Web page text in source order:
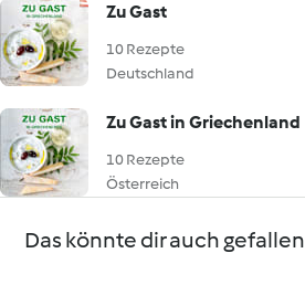
Zu Gast
10 Rezepte
Deutschland
Zu Gast in Griechenland
10 Rezepte
Österreich
Das könnte dir auch gefallen